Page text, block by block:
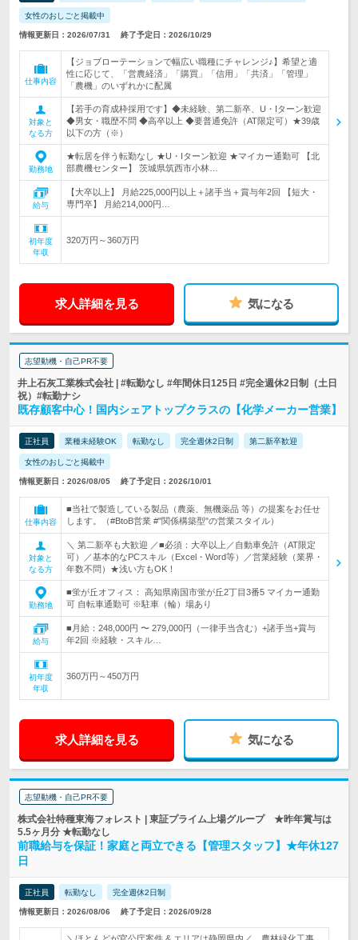
女性のおしごと掲載中
情報更新日：2026/07/31 終了予定日：2026/10/29
仕事内容
【ジョブローテーションで幅広い職種にチャレンジ♪】希望と適
性に応じて、「営農経済」「購買」「信用」「共済」「管理」
「農機」のいずれかに配属
対象と
なる方
【若手の育成枠採用です】◆未経験、第二新卒、U・Iターン歓迎
◆男女・職歴不問 ◆高卒以上 ◆要普通免許（AT限定可）★39歳
以下の方（※）
勤務地
★転居を伴う転勤なし ★U・Iターン歓迎 ★マイカー通勤可 【北
部農機センター】 茨城県筑西市小林…
給与
【大卒以上】 月給225,000円以上＋諸手当＋賞与年2回 【短大・
専門卒】 月給214,000円…
初年度
年収
320万円～360万円
求人詳細を見る 気になる
志望動機・自己PR不要
井上石灰工業株式会社 | #転勤なし #年間休日125日 #完全週休2日制（土日
祝）#転勤ナシ
既存顧客中心！国内シェアトップクラスの【化学メーカー営業】
正社員 業種未経験OK 転勤なし 完全週休2日制 第二新卒歓迎
女性のおしごと掲載中
情報更新日：2026/08/05 終了予定日：2026/10/01
仕事内容
■当社で製造している製品（農薬、無機薬品 等）の提案をお任せ
します。（#BtoB営業 #"関係構築型"の営業スタイル）
対象と
なる方
＼ 第二新卒も大歓迎 ／■必須：大卒以上／自動車免許（AT限定
可）／基本的なPCスキル（Excel・Word等）／営業経験（業界・
年数不問）★浅い方もOK！
勤務地
■蛍が丘オフィス： 高知県南国市蛍が丘2丁目3番5 マイカー通勤
可 自転車通勤可 ※駐車（輪）場あり
給与
■月給：248,000円 〜 279,000円（一律手当含む）+諸手当+賞与
年2回 ※経験・スキル…
初年度
年収
360万円～450万円
求人詳細を見る 気になる
志望動機・自己PR不要
株式会社特種東海フォレスト | 東証プライム上場グループ ★昨年賞与は
5.5ヶ月分 ★転勤なし
前職給与を保証！家庭と両立できる【管理スタッフ】★年休127
日
正社員 転勤なし 完全週休2日制
情報更新日：2026/08/06 終了予定日：2026/09/28